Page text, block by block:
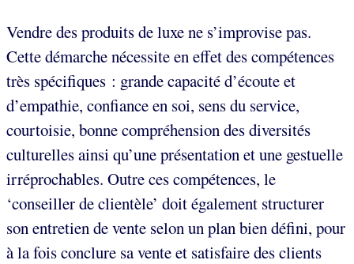
Vendre des produits de luxe ne s’improvise pas.
Cette démarche nécessite en effet des compétences
très spécifiques : grande capacité d’écoute et
d’empathie, confiance en soi, sens du service,
courtoisie, bonne compréhension des diversités
culturelles ainsi qu’une présentation et une gestuelle
irréprochables. Outre ces compétences, le
‘conseiller de clientèle’ doit également structurer
son entretien de vente selon un plan bien défini, pour
à la fois conclure sa vente et satisfaire des clients